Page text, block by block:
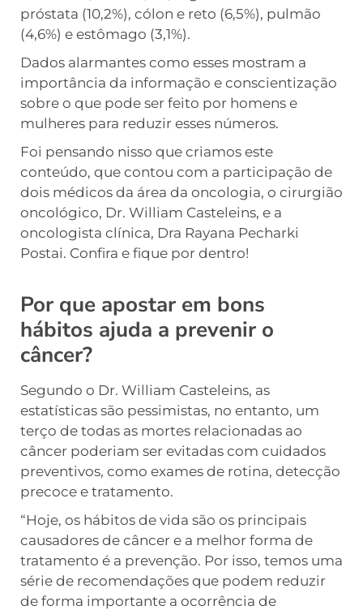
próstata (10,2%), cólon e reto (6,5%), pulmão
(4,6%) e estômago (3,1%).
Dados alarmantes como esses mostram a
importância da informação e conscientização
sobre o que pode ser feito por homens e
mulheres para reduzir esses números.
Foi pensando nisso que criamos este
conteúdo, que contou com a participação de
dois médicos da área da oncologia, o cirurgião
oncológico, Dr. William Casteleins, e a
oncologista clínica, Dra Rayana Pecharki
Postai. Confira e fique por dentro!
Por que apostar em bons
hábitos ajuda a prevenir o
câncer?
Segundo o Dr. William Casteleins, as
estatísticas são pessimistas, no entanto, um
terço de todas as mortes relacionadas ao
câncer poderiam ser evitadas com cuidados
preventivos, como exames de rotina, detecção
precoce e tratamento.
“Hoje, os hábitos de vida são os principais
causadores de câncer e a melhor forma de
tratamento é a prevenção. Por isso, temos uma
série de recomendações que podem reduzir
de forma importante a ocorrência de